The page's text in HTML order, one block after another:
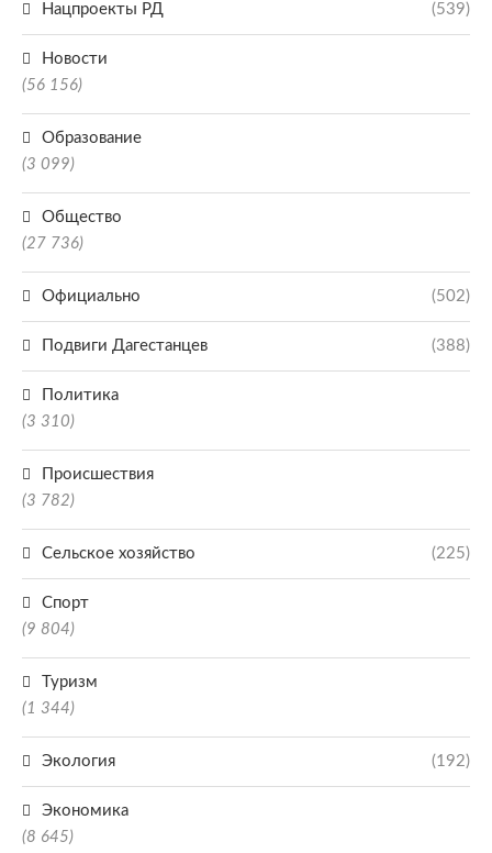
Нацпроекты РД (539)
Новости
(56 156)
Образование
(3 099)
Общество
(27 736)
Официально (502)
Подвиги Дагестанцев (388)
Политика
(3 310)
Происшествия
(3 782)
Сельское хозяйство (225)
Спорт
(9 804)
Туризм
(1 344)
Экология (192)
Экономика
(8 645)